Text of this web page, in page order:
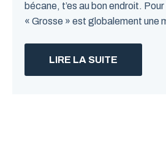
bécane, t’es au bon endroit.
« Grosse » est globalement une
LIRE LA SUITE